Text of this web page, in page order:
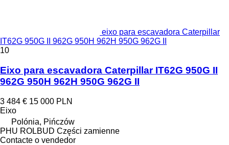
eixo para escavadora Caterpillar
IT62G 950G II 962G 950H 962H 950G 962G II
10
Eixo para escavadora Caterpillar IT62G 950G II
962G 950H 962H 950G 962G II
3 484 € 15 000 PLN
Eixo
Polónia, Pińczów
PHU ROLBUD Części zamienne
Contacte o vendedor